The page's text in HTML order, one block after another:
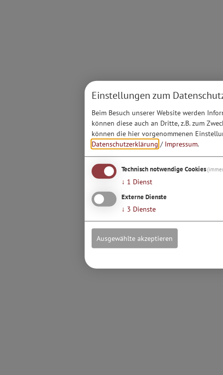
Einstellungen zum
Beim Besuch unserer Website werden
können diese auch an Dritte, z.B. zum
können die hier vorgenommenen
Datenschutzerklärung / Impressum.
Technisch notwendige Cookies
↓ 1 Dienst
Externe Dienste
↓ 3 Dienste
Ausgewählte akzeptieren